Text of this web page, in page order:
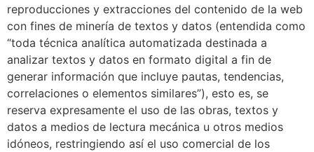
reproducciones y extracciones del contenido de la web
con fines de minería de textos y datos (entendida como
“toda técnica analítica automatizada destinada a
analizar textos y datos en formato digital a fin de
generar información que incluye pautas, tendencias,
correlaciones o elementos similares”), esto es, se
reserva expresamente el uso de las obras, textos y
datos a medios de lectura mecánica u otros medios
idóneos, restringiendo así el uso comercial de los